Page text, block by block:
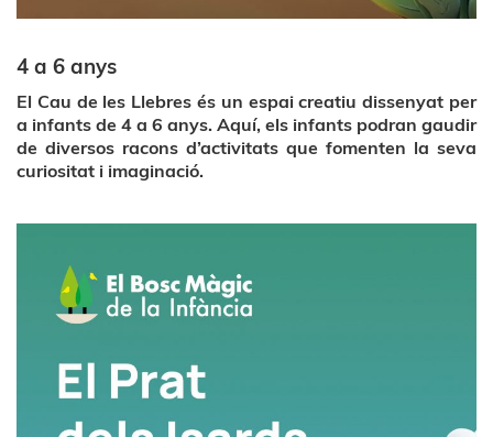
4 a 6 anys
El Cau de les Llebres és un espai creatiu dissenyat per
a infants de 4 a 6 anys. Aquí, els infants podran gaudir
de diversos racons d’activitats que fomenten la seva
curiositat i imaginació.